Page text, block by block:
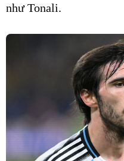
như Tonali.